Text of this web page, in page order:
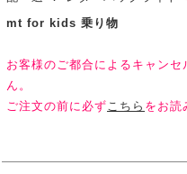
mt for kids 乗り物
お客様のご都合によるキャン
ん。
ご注文の前に必ず こちら をお読